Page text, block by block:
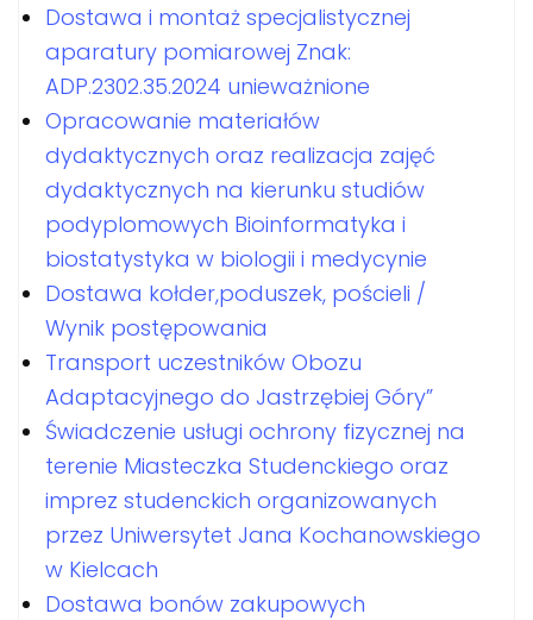
Dostawa i montaż specjalistycznej
aparatury pomiarowej Znak:
ADP.2302.35.2024 unieważnione
Opracowanie materiałów
dydaktycznych oraz realizacja zajęć
dydaktycznych na kierunku studiów
podyplomowych Bioinformatyka i
biostatystyka w biologii i medycynie
Dostawa kołder,poduszek, pościeli /
Wynik postępowania
Transport uczestników Obozu
Adaptacyjnego do Jastrzębiej Góry”
Świadczenie usługi ochrony fizycznej na
terenie Miasteczka Studenckiego oraz
imprez studenckich organizowanych
przez Uniwersytet Jana Kochanowskiego
w Kielcach
Dostawa bonów zakupowych